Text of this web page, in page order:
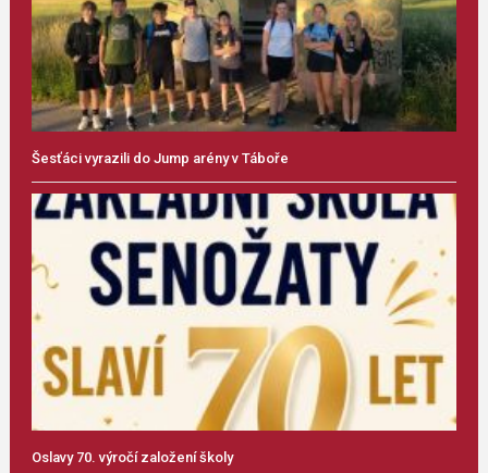
Šesťáci vyrazili do Jump arény v Táboře
Oslavy 70. výročí založení školy